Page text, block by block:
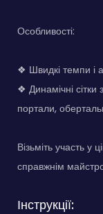
Особливості:
❖ Швидкі темпи і
❖ Динамічні
портали,
Візьміть участь у
справжнім
Інструкції: